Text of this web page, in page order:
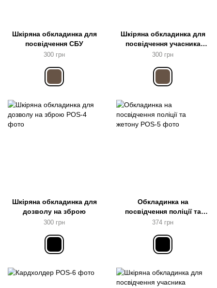
Шкіряна обкладинка для
посвідчення СБУ
300 грн
Шкіряна обкладинка для
посвідчення учасника
бойових дій
300 грн
Шкіряна обкладинка для
дозволу на зброю
300 грн
Обкладинка на
посвідчення поліції та
жетону
374 грн